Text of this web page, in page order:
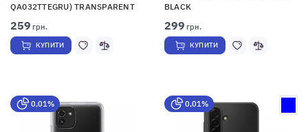
QA032TTEGRU) TRANSPARENT
259 грн.
КУПИТИ
BLACK
299 грн.
КУПИТИ
0,01% 0,01%